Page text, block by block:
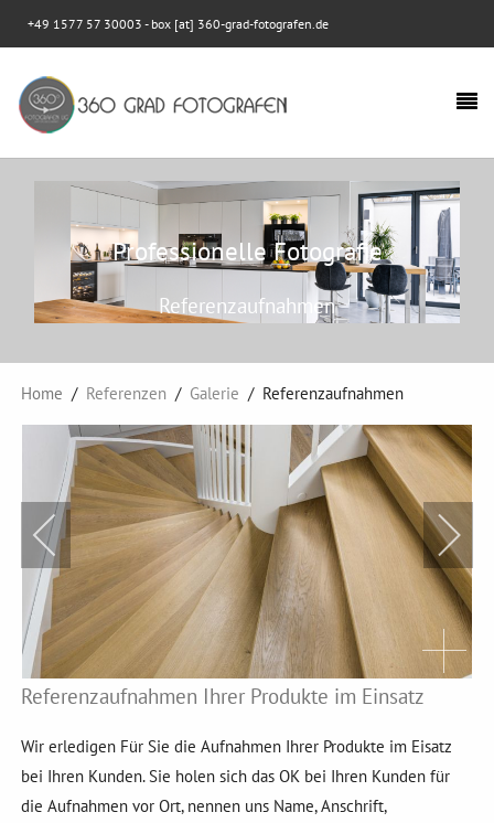
+49 1577 57 30003 - box [at] 360-grad-fotografen.de
Professionelle Fotografie
Referenzaufnahmen
Home Referenzen Galerie Referenzaufnahmen
Referenzaufnahmen Ihrer Produkte im Einsatz
Wir erledigen Für Sie die Aufnahmen Ihrer Produkte im Eisatz
bei Ihren Kunden. Sie holen sich das OK bei Ihren Kunden für
die Aufnahmen vor Ort, nennen uns Name, Anschrift,